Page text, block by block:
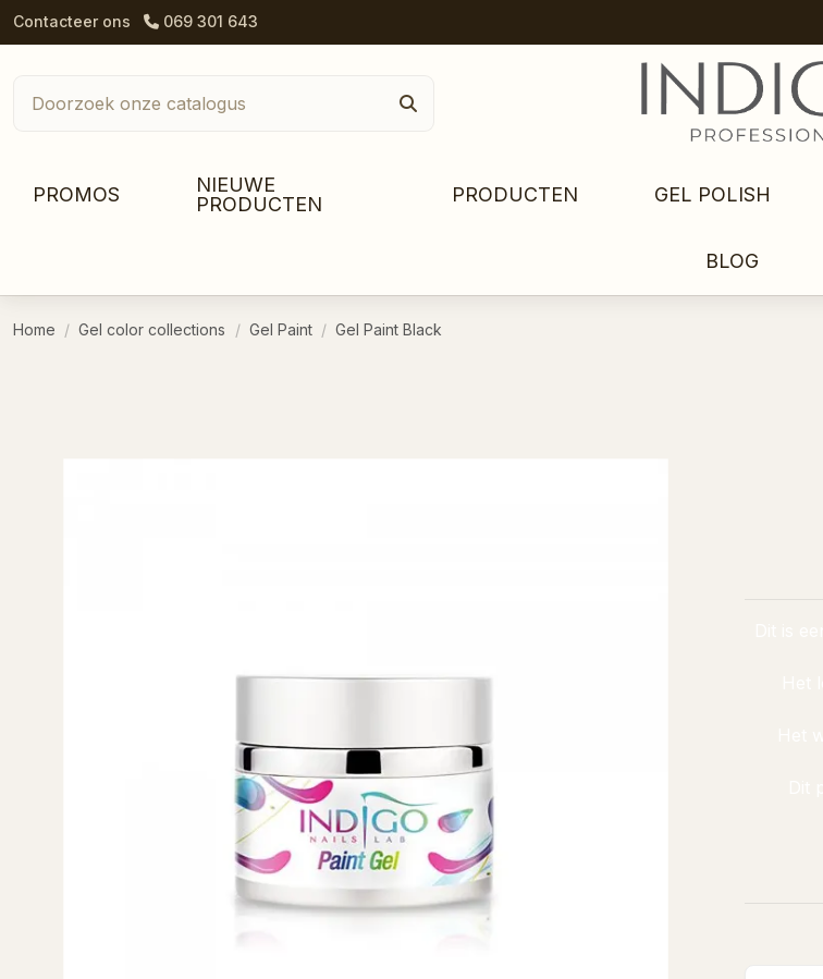
Contacteer ons 069 301 643
PROMOS
NIEUWE
PRODUCTEN
PRODUCTEN GEL POLISH
BLOG
Home Gel color collections Gel Paint Gel Paint Black